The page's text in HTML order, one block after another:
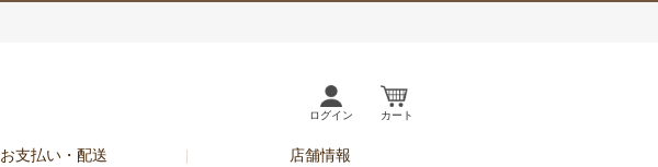
ログイン カート
お支払い・配送 店舗情報